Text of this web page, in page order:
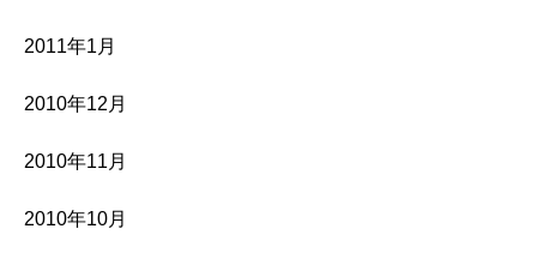
2011年1月
2010年12月
2010年11月
2010年10月